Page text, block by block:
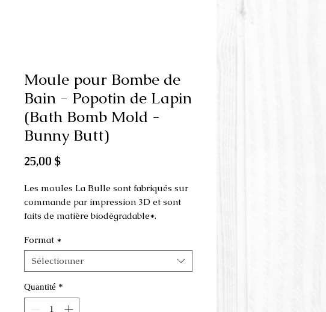
Moule pour Bombe de
Bain - Popotin de Lapin
(Bath Bomb Mold -
Bunny Butt)
25,00 $Prix
Les moules La Bulle sont fabriqués sur
commande par impression 3D et sont
faits de matière biodégradable*.
Ce moule est fait en 3 parties et s'utilise
comme presse à la main.
Dimensions du moule :
Petit: 6.5 cm x 5.5 cm x 4 cm de hauteur.
Format *
Sélectionner
Quantité *